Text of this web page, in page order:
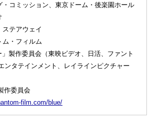
コミッション、東京ドーム・後楽園ホール
テアウェイ
ム・フィルム
製作委員会（東映ビデオ、日活、ファント
ンタテインメント、レイラインピクチャー
作委員会
film.com/blue/